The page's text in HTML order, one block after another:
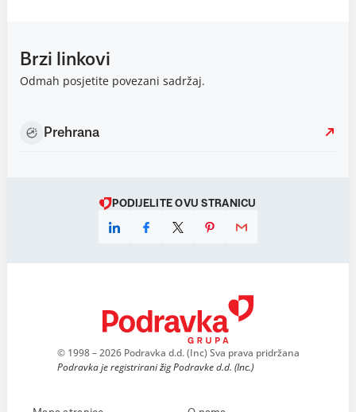
Brzi linkovi
Odmah posjetite povezani sadržaj.
Prehrana
PODIJELITE OVU STRANICU
© 1998 – 2026 Podravka d.d. (Inc) Sva prava pridržana
Podravka je registrirani žig Podravke d.d. (Inc.)